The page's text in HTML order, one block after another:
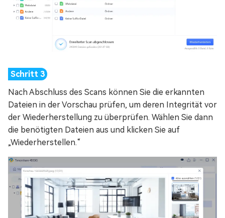
Nach Abschluss des Scans können Sie die erkannten
Dateien in der Vorschau prüfen, um deren Integrität vor
der Wiederherstellung zu überprüfen. Wählen Sie dann
die benötigten Dateien aus und klicken Sie auf
„Wiederherstellen.“